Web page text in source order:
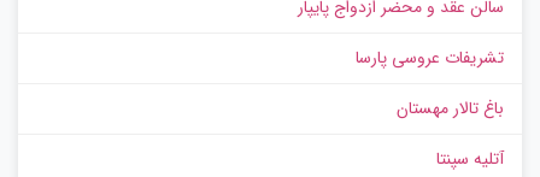
سالن عقد و محضر ازدواج پایپار
تشریفات عروسی پارسا
باغ تالار مهستان
آتلیه سپنتا